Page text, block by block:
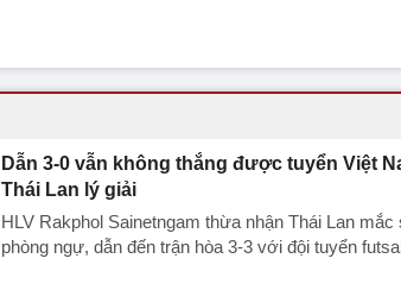
Dẫn 3-0 vẫn không thắng được tuyển Việt
Thái Lan lý giải
HLV Rakphol Sainetngam thừa nhận Thái Lan mắc
phòng ngự, dẫn đến trận hòa 3-3 với đội tuyển